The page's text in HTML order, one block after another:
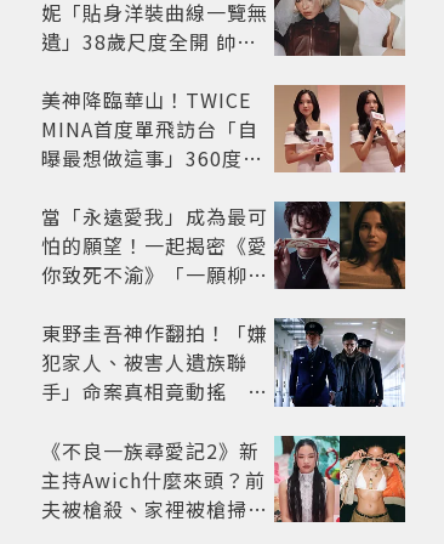
妮「貼身洋裝曲線一覽無
遺」38歲尺度全開 帥氣
美神降臨華山！TWICE
MINA首度單飛訪台「自
曝最想做這事」360度0
開
當「永遠愛我」成為最可
怕的願望！一起揭密《愛
你致死不渝》「一願柳」
路
東野圭吾神作翻拍！「嫌
犯家人、被害人遺族聯
手」命案真相竟動搖
框架展開
《不良一族尋愛記2》新
主持Awich什麼來頭？前
夫被槍殺、家裡被槍掃射